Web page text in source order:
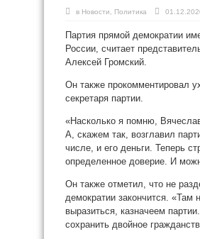
в Новости Политика
Партия прямой демократии
России, считает
Алексей Громский.
Он также прокомментировал
секретаря партии.
«Насколько я помню,
А, скажем так, возглавил
числе, и его деньги. Теперь
определенное доверие. И
Он также отметил, что не
демократии закончится. «Там
выразиться, казначеем
сохранить двойное